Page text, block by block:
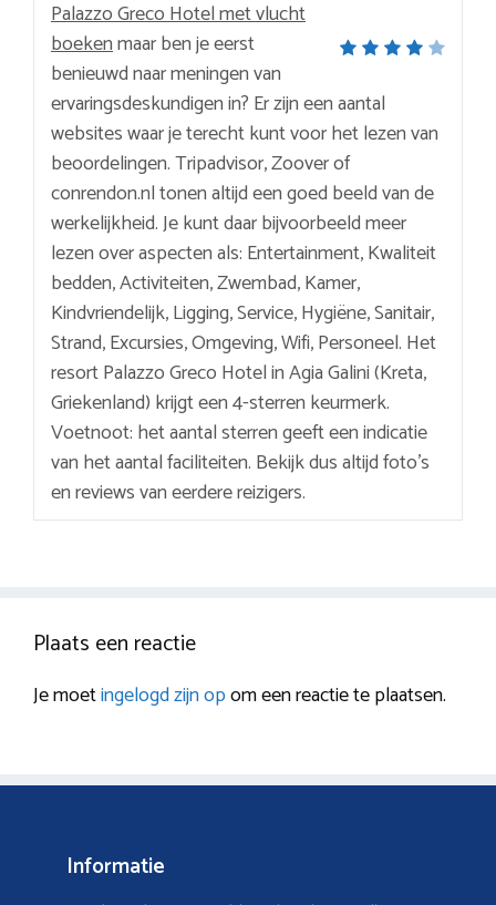
Palazzo Greco Hotel met vlucht
boekenmaar ben je eerst
benieuwd naar meningen van
ervaringsdeskundigen in? Er zijn een aantal
websites waar je terecht kunt voor het lezen van
beoordelingen. Tripadvisor, Zoover of
conrendon.nl tonen altijd een goed beeld van de
werkelijkheid. Je kunt daar bijvoorbeeld meer
lezen over aspecten als: Entertainment, Kwaliteit
bedden, Activiteiten, Zwembad, Kamer,
Kindvriendelijk, Ligging, Service, Hygiëne, Sanitair,
Strand, Excursies, Omgeving, Wifi, Personeel. Het
resort Palazzo Greco Hotel in Agia Galini (Kreta,
Griekenland) krijgt een 4-sterren keurmerk.
Voetnoot: het aantal sterren geeft een indicatie
van het aantal faciliteiten. Bekijk dus altijd foto’s
en reviews van eerdere reizigers.
Plaats een reactie
Je moetingelogd zijn opom een reactie te plaatsen.
Informatie